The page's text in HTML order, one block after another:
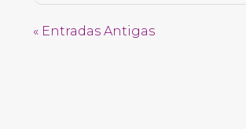
« Entradas Antigas